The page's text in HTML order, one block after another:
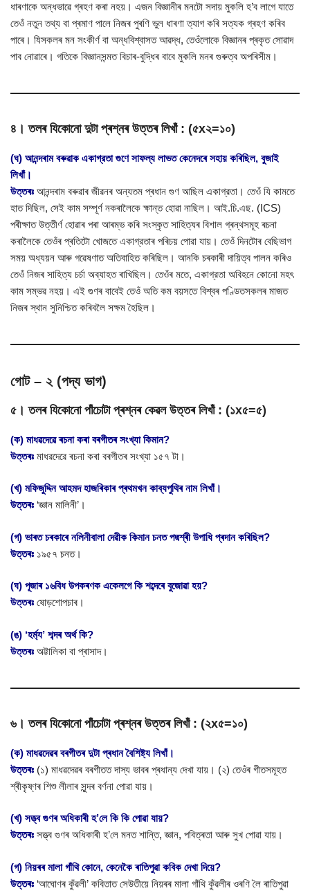
ধাৰণাকে অন্ধভাৱে গ্ৰহণ কৰা নহয়। এজন বিজ্ঞানীৰ মনটো সদায় মুকলি হ’ব লাগে যাতে
তেওঁ নতুন তথ্য বা প্ৰমাণ পালে নিজৰ পুৰণি ভুল ধাৰণা ত্যাগ কৰি সত্যক গ্ৰহণ কৰিব
পাৰে। যিসকলৰ মন সংকীৰ্ণ বা অন্ধবিশ্বাসত আৱদ্ধ, তেওঁলোকে বিজ্ঞানৰ প্ৰকৃত সোৱাদ
পাব নোৱাৰে। গতিকে বিজ্ঞানসন্মত বিচাৰ-বুদ্ধিৰ বাবে মুকলি মনৰ গুৰুত্ব অপৰিসীম।
৪। তলৰ যিকোনো দুটা প্ৰশ্নৰ উত্তৰ লিখাঁ : (৫x২=১০)
(ঘ) আনন্দৰাম বৰুৱাক একাগ্রতা গুণে সাফল্য লাভত কেনেদৰে সহায় কৰিছিল, বুজাই
লিখাঁ।
উত্তৰঃ আনন্দৰাম বৰুৱাৰ জীৱনৰ অন্যতম প্ৰধান গুণ আছিল একাগ্রতা। তেওঁ যি কামতে
হাত দিছিল, সেই কাম সম্পূৰ্ণ নকৰালৈকে ক্ষান্ত হোৱা নাছিল। আই.চি.এছ. (ICS)
পৰীক্ষাত উত্তীৰ্ণ হোৱাৰ পৰা আৰম্ভ কৰি সংস্কৃত সাহিত্যৰ বিশাল গ্ৰন্থসমূহ ৰচনা
কৰালৈকে তেওঁৰ প্ৰতিটো খোজতে একাগ্রতাৰ পৰিচয় পোৱা যায়। তেওঁ দিনটোৰ বেছিভাগ
সময় অধ্যয়ন আৰু গৱেষণাত অতিবাহিত কৰিছিল। আনকি চৰকাৰী দায়িত্ব পালন কৰিও
তেওঁ নিজৰ সাহিত্য চৰ্চা অব্যাহত ৰাখিছিল। তেওঁৰ মতে, একাগ্রতা অবিহনে কোনো মহৎ
কাম সম্ভৱ নহয়। এই গুণৰ বাবেই তেওঁ অতি কম বয়সতে বিশ্বৰ পণ্ডিতসকলৰ মাজত
নিজৰ স্থান সুনিশ্চিত কৰিবলৈ সক্ষম হৈছিল।
গোট – ২ (পদ্য ভাগ)
৫। তলৰ যিকোনো পাঁচোটা প্ৰশ্নৰ কেৱল উত্তৰ লিখাঁ : (১x৫=৫)
(ক) মাধৱদেৱে ৰচনা কৰা বৰগীতৰ সংখ্যা কিমান?
উত্তৰঃ মাধৱদেৱে ৰচনা কৰা বৰগীতৰ সংখ্যা ১৫৭ টা।
(খ) মফিজুদ্দিন আহমদ হাজৰিকাৰ প্ৰথমখন কাব্যপুথিৰ নাম লিখাঁ।
উত্তৰঃ ‘জ্ঞান মালিনী’।
(গ) ভাৰত চৰকাৰে নলিনীবালা দেৱীক কিমান চনত পদ্মশ্ৰী উপাধি প্ৰদান কৰিছিল?
উত্তৰঃ ১৯৫৭ চনত।
(ঘ) পূজাৰ ১৬বিধ উপকৰণক একেলগে কি শব্দেৰে বুজোৱা হয়?
উত্তৰঃ ষোড়শোপচাৰ।
(ঙ) ‘হৰ্ম্য’ শব্দৰ অৰ্থ কি?
উত্তৰঃ অট্টালিকা বা প্ৰাসাদ।
৬। তলৰ যিকোনো পাঁচোটা প্ৰশ্নৰ উত্তৰ লিখাঁ : (২x৫=১০)
(ক) মাধৱদেৱৰ বৰগীতৰ দুটা প্ৰধান বৈশিষ্ট্য লিখাঁ।
উত্তৰঃ (১) মাধৱদেৱৰ বৰগীতত দাস্য ভাবৰ প্ৰধান্য দেখা যায়। (২) তেওঁৰ গীতসমূহত
শ্ৰীকৃষ্ণৰ শিশু লীলাৰ সুন্দৰ বৰ্ণনা পোৱা যায়।
(খ) সত্ত্ব গুণৰ অধিকাৰী হ’লে কি কি পোৱা যায়?
উত্তৰঃ সত্ত্ব গুণৰ অধিকাৰী হ’লে মনত শান্তি, জ্ঞান, পবিত্ৰতা আৰু সুখ পোৱা যায়।
(গ) নিয়ৰৰ মালা গাঁথি কোনে, কেনেকৈ ৰাতিপুৱা কবিক দেখা দিয়ে?
উত্তৰঃ ‘আঘোণৰ কুঁৱলী’ কবিতাত সেউতীয়ে নিয়ৰৰ মালা গাঁথি কুঁৱলীৰ ওৰণি লৈ ৰাতিপুৱা